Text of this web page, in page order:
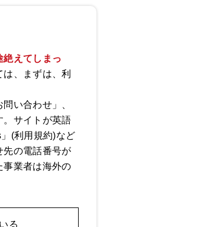
絶えてしまっ
、まずは、利
い合わせ」、
。サイトが英語
(利用規約)など
先の電話番号が
事業者は海外の
る